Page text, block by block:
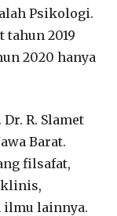
Psikologi.
tahun 2019
2020 hanya
R. Slamet
Barat.
filsafat,
ilmu lainnya.